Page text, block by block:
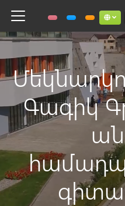
Toggle navigation
Գագիկ